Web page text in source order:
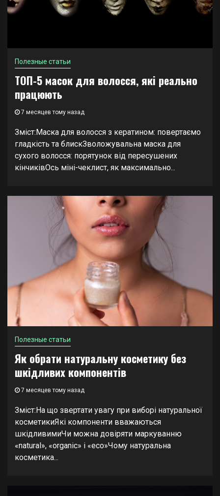
Полезные статьи
ТОП-5 масок для волосся, які реально
працюють
7 месяцев тому назад
Зміст:Маска для волосся з кератином: повертаємо
гладкість та блискЗволожувальна маска для
сухого волосся: порятунок від пересушених
кінчиківОсь міні-чеклист, як максимально...
Полезные статьи
Як обрати натуральну косметику без
шкідливих компонентів
7 месяцев тому назад
Зміст:На що звертати увагу при виборі натуральної
косметикиЯкі компоненти вважаються
шкідливимиЧи можна довіряти маркуванню
«natural», «organic» і «eco»Чому натуральна
косметика...